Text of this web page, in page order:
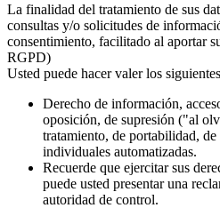
La finalidad del tratamiento de sus
consultas y/o solicitudes de
consentimiento, facilitado al aportar
RGPD)
Usted puede hacer valer los
Derecho de información,
oposición, de supresión ("al
tratamiento, de portabilidad,
individuales automatizadas.
Recuerde que ejercitar sus
puede usted presentar una
autoridad de control.